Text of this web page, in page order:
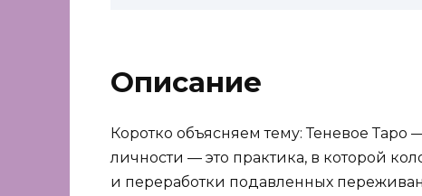
Описание
Коротко объясняем тему: Теневое
личности — это практика, в которой
и переработки подавленных